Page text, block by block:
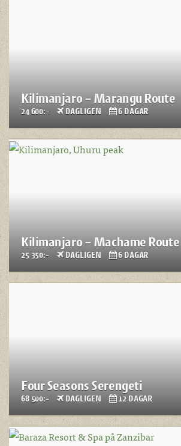
Kilimanjaro – Marangu Route
24 600:- DAGLIGEN 6 DAGAR
Kilimanjaro – Machame Route
25 350:- DAGLIGEN 6 DAGAR
Four Seasons Serengeti
68 500:- DAGLIGEN 12 DAGAR